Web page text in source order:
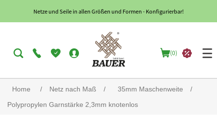
Netze und Seile in allen Größen und Formen - Konfigurierbar!
(0)
Home / Netz nach Maß / 35mm Maschenweite
/
Polypropylen Garnstärke 2,3mm knotenlos